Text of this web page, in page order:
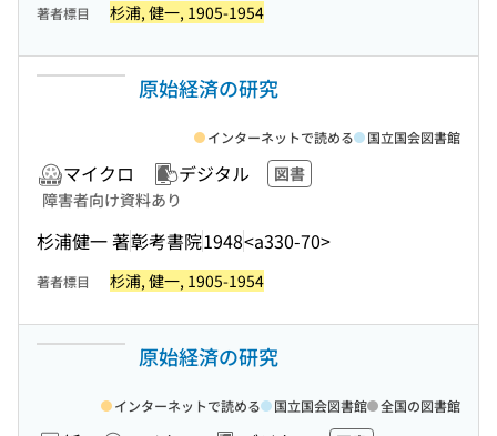
著者標目 杉浦, 健一, 1905-1954
原始経済の研究
マイクロ デジタル
図書
障害者向け資料あり
杉浦健一 著彰考書院1948<a330-70>
インターネットで読める 国立国会図書館
著者標目 杉浦, 健一, 1905-1954
原始経済の研究
インターネットで読める 国立国会図書館 全国の図書館